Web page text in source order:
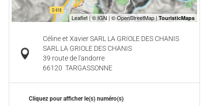
Céline et Xavier SARL LA GRIOLE DES CHANIS
SARL LA GRIOLE DES CHANIS
39 route de l'andorre
66120 TARGASSONNE
Cliquez pour afficher le(s) numéro(s)